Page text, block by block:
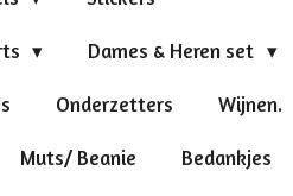
Dames & Heren set
Onderzetters Wijnen.
Muts/ Beanie Bedankjes